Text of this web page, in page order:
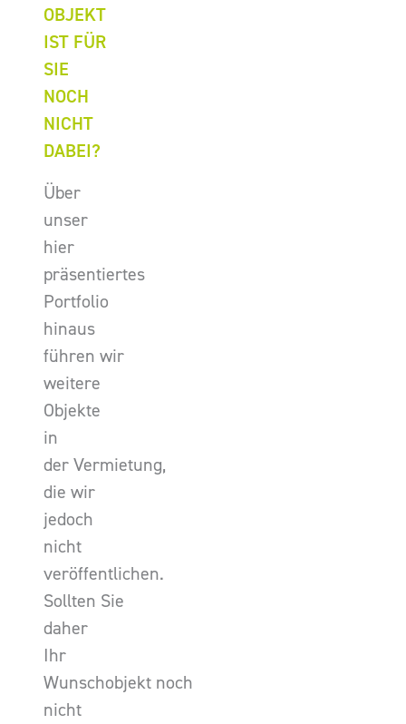
OBJEKT
IST FÜR
SIE
NOCH
NICHT
DABEI?
Über
unser
hier
präsentiertes
Portfolio
hinaus
führen wir
weitere
Objekte
in
der Vermietung,
die wir
jedoch
nicht
veröffentlichen.
Sollten Sie
daher
Ihr
Wunschobjekt noch
nicht